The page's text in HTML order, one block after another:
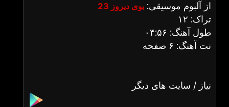
از آلبوم موسیقی: بوی دیروز 23
تراک: ۱۲
طول آهنگ: ۰۴:۵۶
نت آهنگ: ۶ صفحه
نیاز / سایت های دیگر